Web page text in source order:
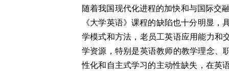
随着我国现代化进程的加快和与国际交
《大学英语》课程的缺陷也十分明显
学模式和方法，老员工英语应用能力和
学资源，特别是英语教师的教学理念、
性化和自主式学习的主动性缺失，在英